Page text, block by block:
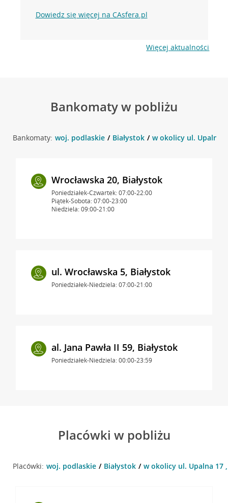
Dowiedz się więcej na CAsfera.pl
Więcej aktualności
Bankomaty w pobliżu
Bankomaty: woj. podlaskie Białystok w okolicy ul. Upalna
Wrocławska 20, Białystok
Poniedziałek-Czwartek: 07:00-22:00
Piątek-Sobota: 07:00-23:00
Niedziela: 09:00-21:00
ul. Wrocławska 5, Białystok
Poniedziałek-Niedziela: 07:00-21:00
al. Jana Pawła II 59, Białystok
Poniedziałek-Niedziela: 00:00-23:59
Placówki w pobliżu
Placówki: woj. podlaskie Białystok w okolicy ul. Upalna 17